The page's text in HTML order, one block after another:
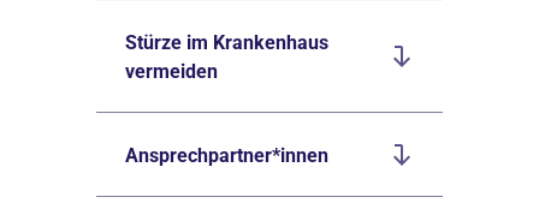
Stürze im Krankenhaus
vermeiden
Ansprechpartner*innen